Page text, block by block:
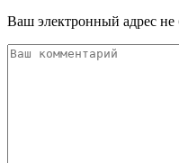
Ваш электронный адрес не